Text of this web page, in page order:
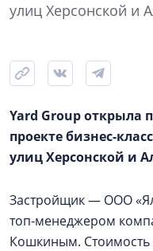
улиц Херсонской и
Yard Group открыла
проекте бизнес-
улиц Херсонской и
Застройщик — ООО
топ-менеджером
Кошкиным. Стоимость